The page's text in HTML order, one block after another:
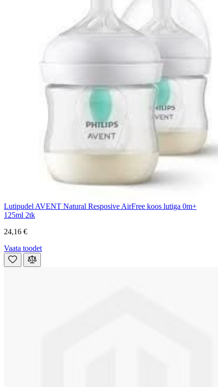
Lutipudel AVENT Natural Resposive AirFree koos lutiga 0m+
125ml 2tk
24,16 €
Vaata toodet